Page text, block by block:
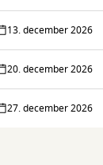
13. december 2026
20. december 2026
27. december 2026